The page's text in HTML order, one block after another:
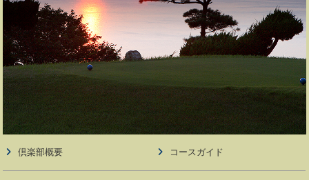
倶楽部概要 コースガイド